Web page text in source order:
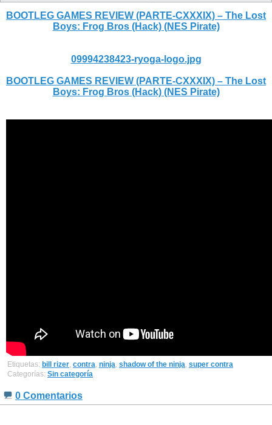
BOOTLEG GAMES REVIEW (PARTE-CXXXIX) – The Lost
Boys: Frog Bros (Hack) (NES Pirate)
09994238423-ryoga-logo.jpg
BOOTLEG GAMES REVIEW (PARTE-CXXXIX) – The Lost
Boys: Frog Bros (Hack) (NES Pirate)
Etiquetas: bill rizer, contra, ninja, shadow of the ninja, super contra
Categorías: Sin categoría
0 Comentarios